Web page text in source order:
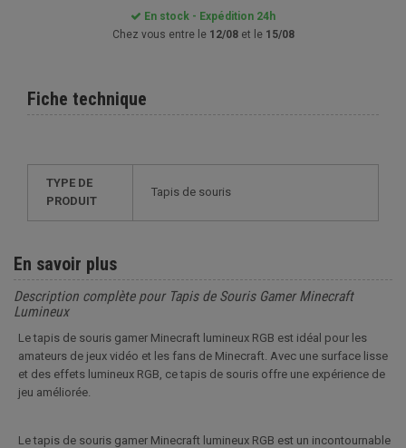
En stock - Expédition 24h
Chez vous entre le 12/08et le 15/08
Fiche technique
TYPE DE
PRODUIT
Tapis de souris
En savoir plus
Description complète pour Tapis de Souris Gamer Minecraft
Lumineux
Le tapis de souris gamer Minecraft lumineux RGB est idéal pour les
amateurs de jeux vidéo et les fans de Minecraft. Avec une surface lisse
et des effets lumineux RGB, ce tapis de souris offre une expérience de
jeu améliorée.
Le tapis de souris gamer Minecraft lumineux RGB est un incontournable